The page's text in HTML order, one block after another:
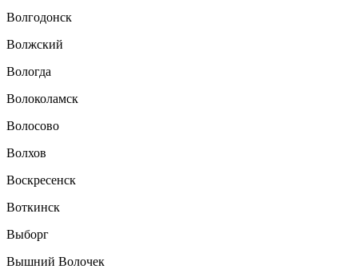
Волгодонск
Волжский
Вологда
Волоколамск
Волосово
Волхов
Воскресенск
Воткинск
Выборг
Вышний Волочек